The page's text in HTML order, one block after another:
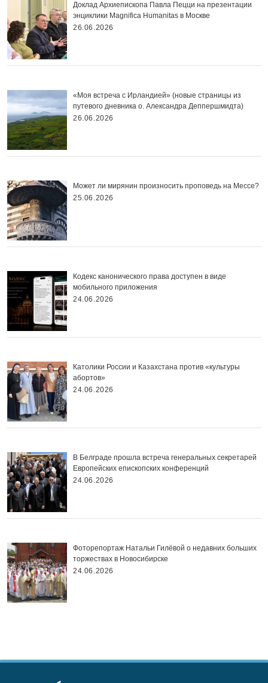
Доклад Архиепископа Павла Пецци на презентации
энциклики Magnifica Нumanitas в Москве
26.06.2026
«Моя встреча с Ирландией» (новые страницы из
путевого дневника о. Александра Деппершмидта)
26.06.2026
Может ли мирянин произносить проповедь на Мессе?
25.06.2026
Кодекс канонического права доступен в виде
мобильного приложения
24.06.2026
Католики России и Казахстана против «культуры
абортов»
24.06.2026
В Белграде прошла встреча генеральных секретарей
Европейских епископских конференций
24.06.2026
Фоторепортаж Натальи Гилёвой о недавних больших
торжествах в Новосибирске
24.06.2026